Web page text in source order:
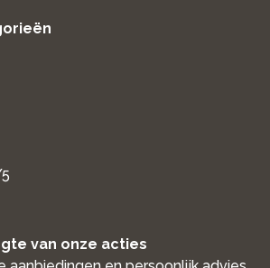
van onze acties